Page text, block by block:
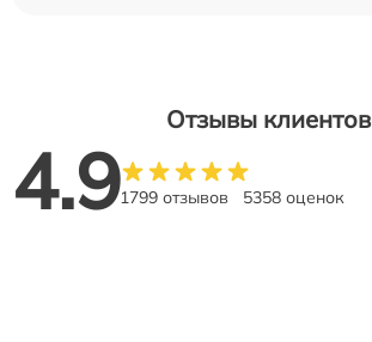
Отзывы клиентов
4.91799 отзывов 5358 оценок